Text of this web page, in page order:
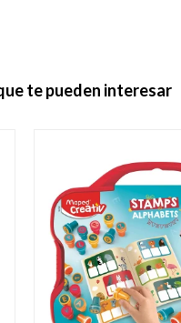
te pueden interesar